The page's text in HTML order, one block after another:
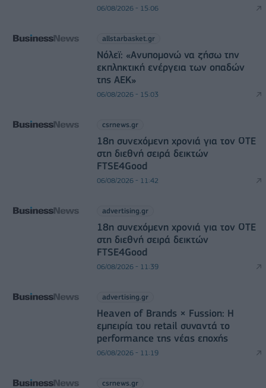
06/08/2026 - 15:06
allstarbasket.gr
Νόλεϊ: «Ανυπομονώ να ζήσω την
εκπληκτική ενέργεια των οπαδών
της ΑΕΚ»
06/08/2026 - 15:03
csrnews.gr
18η συνεχόμενη χρονιά για τον ΟΤΕ
στη διεθνή σειρά δεικτών
FTSE4Good
06/08/2026 - 11:42
advertising.gr
18η συνεχόμενη χρονιά για τον ΟΤΕ
στη διεθνή σειρά δεικτών
FTSE4Good
06/08/2026 - 11:39
advertising.gr
Heaven of Brands × Fussion: Η
εμπειρία του retail συναντά το
performance της νέας εποχής
06/08/2026 - 11:19
csrnews.gr